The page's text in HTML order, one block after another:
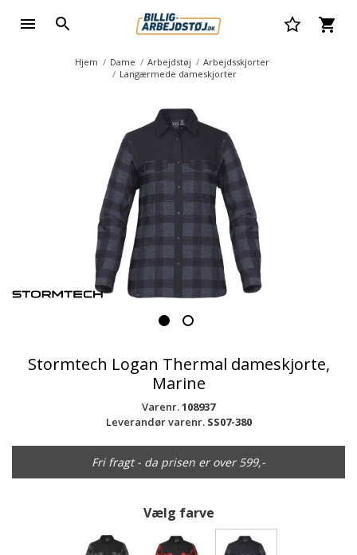
Hjem Dame Arbejdstøj
Arbejdsskjorter
Langærmede dameskjorter
Stormtech Logan Thermal dameskjorte,
Marine
Varenr.108937
Leverandør varenr. SS07-380
Fri fragt - da prisen er over 599,-
Vælg farve